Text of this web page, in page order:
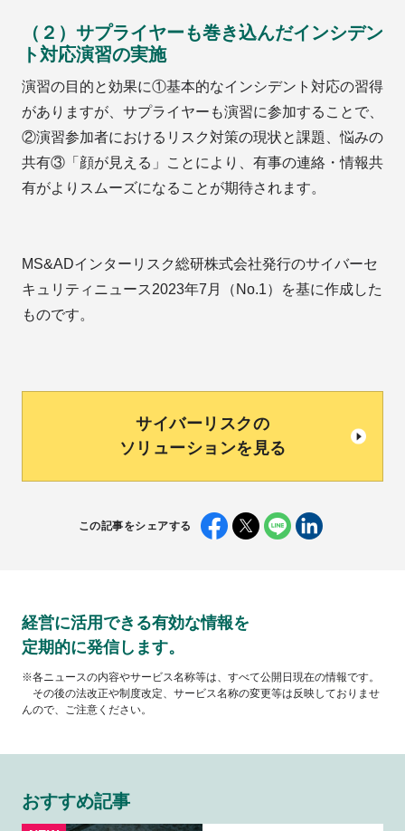
（２）サプライヤーも巻き込んだインシデン
ト対応演習の実施
演習の目的と効果に①基本的なインシデント対応の習得
がありますが、サプライヤーも演習に参加することで、
②演習参加者におけるリスク対策の現状と課題、悩みの
共有③「顔が見える」ことにより、有事の連絡・情報共
有がよりスムーズになることが期待されます。
MS&ADインターリスク総研株式会社発行のサイバーセ
キュリティニュース2023年7月（No.1）を基に作成した
ものです。
サイバーリスクの
ソリューションを見る
この記事をシェアする
経営に活用できる有効な情報を
定期的に発信します。
※各ニュースの内容やサービス名称等は、すべて公開日現在の情報です。
その後の法改正や制度改定、サービス名称の変更等は反映しておりませ
んので、ご注意ください。
おすすめ記事